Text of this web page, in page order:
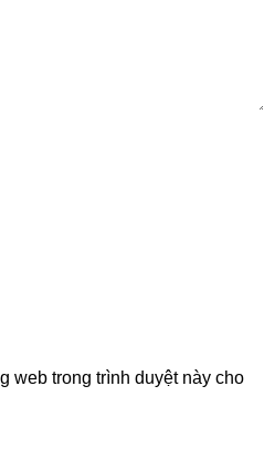
web trong trình duyệt này cho